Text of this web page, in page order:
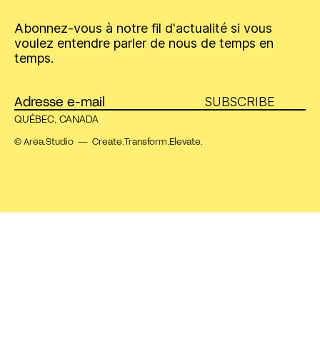
Abonnez-vous à notre fil d'actualité si vous
voulez entendre parler de nous de temps en
temps.
SUBSCRIBE
QUÉBEC, CANADA
© Area.Studio — Create.Transform.Elevate.